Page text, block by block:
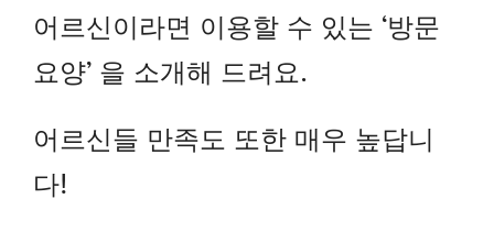
어르신이라면 이용할 수 있는 ‘방문
요양’ 을 소개해 드려요.
어르신들 만족도 또한 매우 높답니
다!